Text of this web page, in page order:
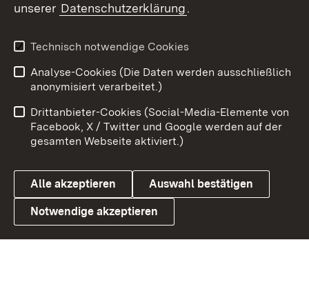
Youtube
Link zum Landesportal
Impressum
Kontakt
Barrierefreiheit
Datenschutz
Cookies
unserer Datenschutzerklärung.
Technisch notwendige Cookies
Analyse-Cookies (Die Daten werden ausschließlich
anonymisiert verarbeitet.)
Drittanbieter-Cookies (Social-Media-Elemente von
Facebook, X / Twitter und Google werden auf der
gesamten Webseite aktiviert.)
Alle akzeptieren Auswahl bestätigen
Notwendige akzeptieren